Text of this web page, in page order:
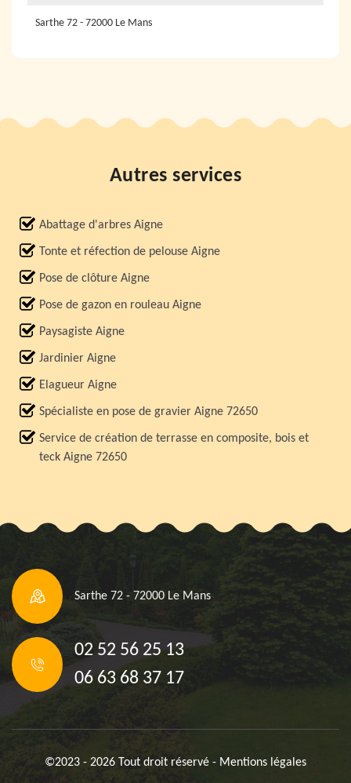
Sarthe 72 - 72000 Le Mans
Autres services
Abattage d'arbres Aigne
Tonte et réfection de pelouse Aigne
Pose de clôture Aigne
Pose de gazon en rouleau Aigne
Paysagiste Aigne
Jardinier Aigne
Elagueur Aigne
Spécialiste en pose de gravier Aigne 72650
Service de création de terrasse en composite, bois et
teck Aigne 72650
Sarthe 72 - 72000 Le Mans
02 52 56 25 13
06 63 68 37 17
©2023 - 2026 Tout droit réservé - Mentions légales